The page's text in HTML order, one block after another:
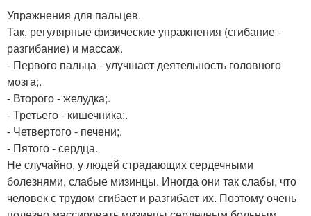
Упражнения для пальцев.
Так, регулярные физические упражнения (сгибание -
разгибание) и массаж.
- Первого пальца - улучшает деятельность головного
мозга;.
- Второго - желудка;.
- Третьего - кишечника;.
- Четвертого - печени;.
- Пятого - сердца.
Не случайно, у людей страдающих сердечными
болезнями, слабые мизинцы. Иногда они так слабы, что
человек с трудом сгибает и разгибает их. Поэтому очень